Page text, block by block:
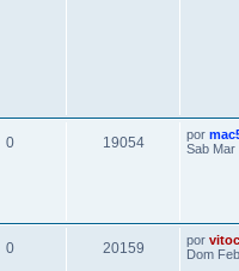
0 19054 por
Sab Mar
0 20159 por
Dom